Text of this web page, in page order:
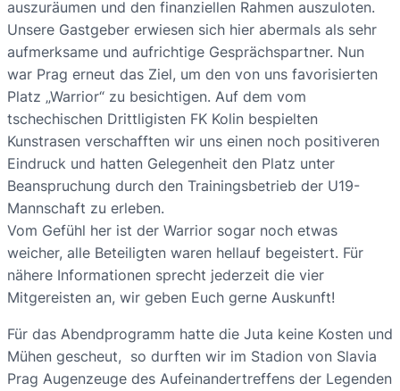
auszuräumen und den finanziellen Rahmen auszuloten.
Unsere Gastgeber erwiesen sich hier abermals als sehr
aufmerksame und aufrichtige Gesprächspartner. Nun
war Prag erneut das Ziel, um den von uns favorisierten
Platz „Warrior“ zu besichtigen. Auf dem vom
tschechischen Drittligisten FK Kolin bespielten
Kunstrasen verschafften wir uns einen noch positiveren
Eindruck und hatten Gelegenheit den Platz unter
Beanspruchung durch den Trainingsbetrieb der U19-
Mannschaft zu erleben.
Vom Gefühl her ist der Warrior sogar noch etwas
weicher, alle Beteiligten waren hellauf begeistert. Für
nähere Informationen sprecht jederzeit die vier
Mitgereisten an, wir geben Euch gerne Auskunft!
Für das Abendprogramm hatte die Juta keine Kosten und
Mühen gescheut, so durften wir im Stadion von Slavia
Prag Augenzeuge des Aufeinandertreffens der Legenden